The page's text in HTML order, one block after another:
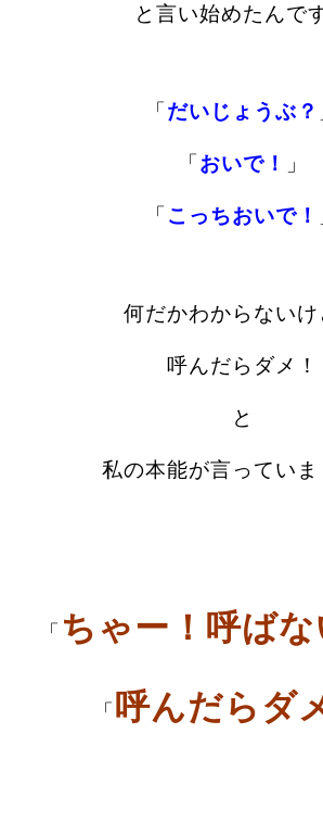
と言い始めたんで
「 だいじょうぶ？
「 おいで！ 」
「 こっちおいで！
何だかわからない
呼んだらダメ！
と
私の本能が言っていま
「 ちゃー！呼ばな
「 呼んだらダ